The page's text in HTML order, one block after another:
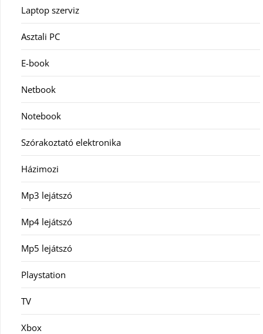
Laptop szerviz
Asztali PC
E-book
Netbook
Notebook
Szórakoztató elektronika
Házimozi
Mp3 lejátszó
Mp4 lejátszó
Mp5 lejátszó
Playstation
TV
Xbox